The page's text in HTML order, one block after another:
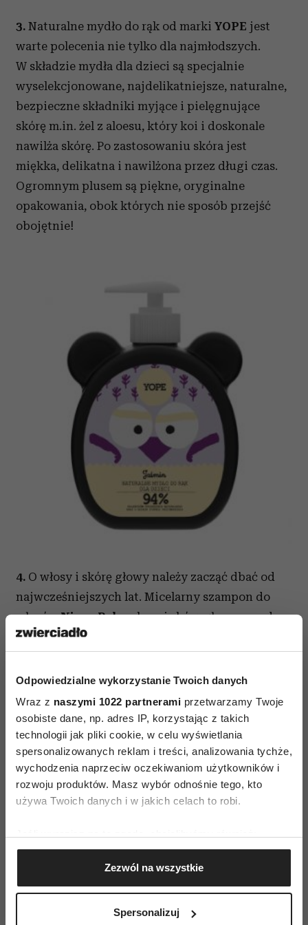
Odpowiedzialne wykorzystanie Twoich danych
Wraz z naszymi 1022 partnerami przetwarzamy Twoje
osobiste dane, np. adres IP, korzystając z takich
technologii jak pliki cookie, w celu wyświetlania
spersonalizowanych reklam i treści, analizowania tychże,
wychodzenia naprzeciw oczekiwaniom użytkowników i
rozwoju produktów. Masz wybór odnośnie tego, kto
używa Twoich danych i w jakich celach to robi.
Gromadzić dane dotyczące Twojej lokalizacji
geograficznej z dokładnością nawet do kilku metrów
Identyfikować Twoje urządzenie, aktywnie
(fingerprinting, czyli wirtualny odcisk palca)
Zezwól na wszystkie
Spersonalizuj
3. Naturalne mydło do rąk od marki YOPE jest
warte polecenia nie tylko dla najmłodszych.
W składzie mydła dla dzieci są specjalnie
wyselekcjonowane, najdelikatniejsze, naturalne,
bezpieczne składniki myjące i pielęgnujące
skórę m.in. żel z aloesu, który koi i doskonale
nawilża skórę. Po zastosowaniu skóra jest
miękka, delikatna i nawilżona przez długi czas.
Ogromnym plusem są piękne, oryginalne
opakowania, obok których nie sposób przejść
obojętnie!
4. O włosy i skórę głowy należy zacząć dbać od
najwcześniejszych lat. Micelarny szampon do
włosówNivea Babychroni skórę głowy przed
wysuszeniem i podrażnieniami już od 1 dnia
barwników, mydła i ma pH przyjazne dla skóry.
Do kompletu polecamy micelarny płyn do mycia
ciała oraz płyn oczyszczający!